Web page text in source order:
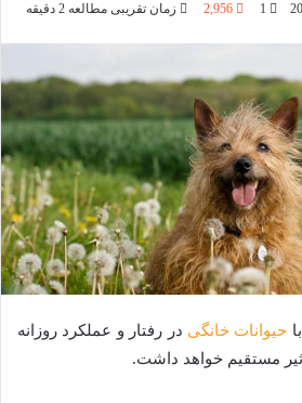
1
2,956 زمان تقریبی مطالعه 2 دقیقه
حیوانات خانگی در رفتار و عملکرد روزانه
مستقیم خواهد داشت.